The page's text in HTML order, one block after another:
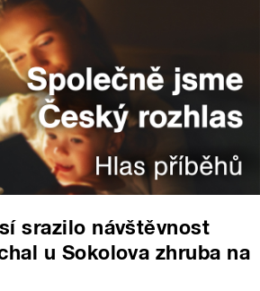
srazilo návštěvnost
u Sokolova zhruba na